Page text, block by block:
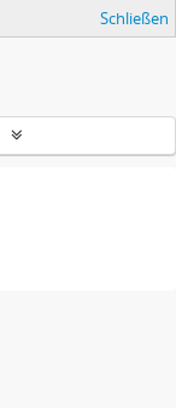
Schließen